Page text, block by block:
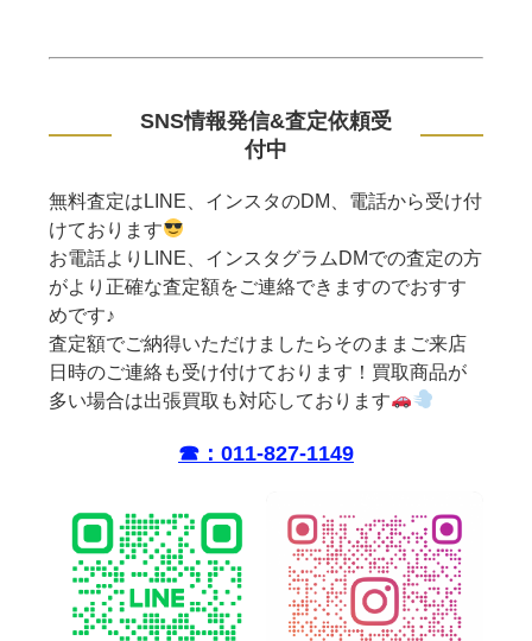
SNS情報発信&査定依頼受
付中
無料査定はLINE、インスタのDM、電話から受け付
けております
お電話よりLINE、インスタグラムDMでの査定の方
がより正確な査定額をご連絡できますのでおすす
めです♪
査定額でご納得いただけましたらそのままご来店
日時のご連絡も受け付けております！買取商品が
多い場合は出張買取も対応しております
☎︎：011-827-1149